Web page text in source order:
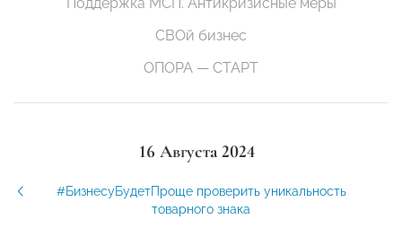
СВОй бизнес
ОПОРА — СТАРТ
16 Августа 2024
#БизнесуБудетПроще проверить уникальность
товарного знака